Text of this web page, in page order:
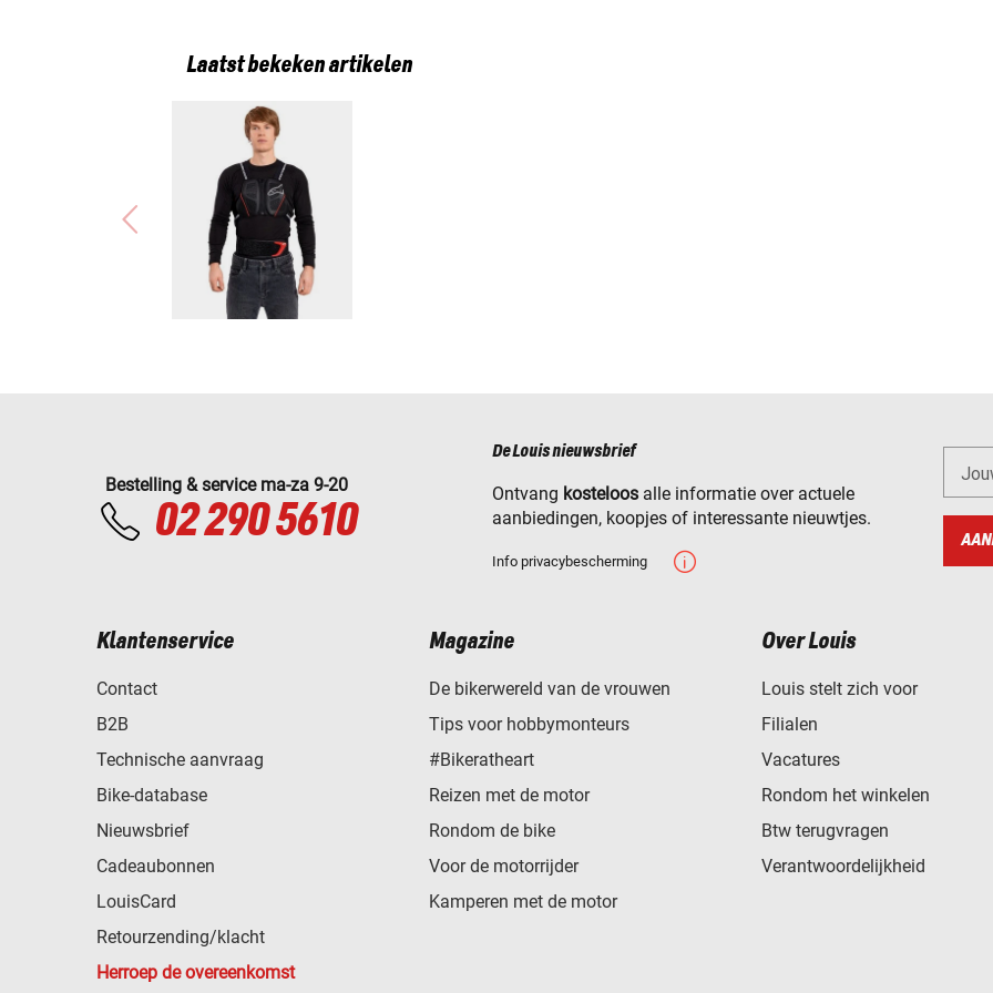
Laatst bekeken artikelen
Bestelling & service ma-za 9-20
02 290 5610
De Louis nieuwsbrief
Ontvang kosteloos alle informatie over actuele
aanbiedingen, koopjes of interessante nieuwtjes.
Info privacybescherming
Klantenservice
Contact
B2B
Technische aanvraag
Bike-database
Nieuwsbrief
Cadeaubonnen
LouisCard
Retourzending/klacht
Herroep de overeenkomst
Magazine
De bikerwereld van de vrouwen
Tips voor hobbymonteurs
#Bikeratheart
Reizen met de motor
Rondom de bike
Voor de motorrijder
Kamperen met de motor
Over Louis
Louis stelt zich voor
Filialen
Vacatures
Rondom het winkelen
Btw terugvragen
Verantwoordelijkheid